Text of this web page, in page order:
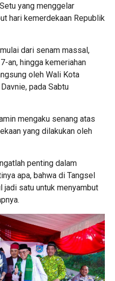
yang menggelar
hari kemerdekaan Republik
dari senam massal,
an, hingga kemeriahan
oleh Wali Kota
pada Sabtu
mengaku senang atas
yang dilakukan oleh
penting dalam
apa, bahwa di Tangsel
jadi satu untuk menyambut